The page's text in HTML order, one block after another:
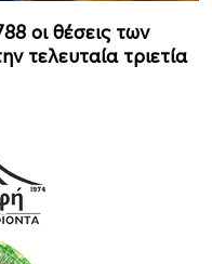
οι θέσεις των
τελευταία τριετία